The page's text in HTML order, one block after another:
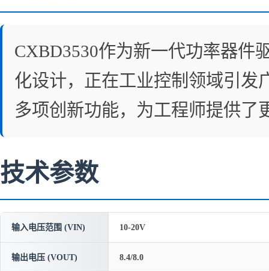
CXBD3530作为新一代功率器件
化设计，正在工业控制领域引发
多项创新功能，为工程师提供了
技术参数
输入电压范围 (VIN) 10-20V
输出电压 (VOUT) 8.4/8.0